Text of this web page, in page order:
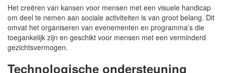
Het creëren van kansen voor mensen met een visuele handicap
om deel te nemen aan sociale activiteiten is van groot belang. Dit
omvat het organiseren van evenementen en programma’s die
toegankelijk zijn en geschikt voor mensen met een verminderd
gezichtsvermogen.
Technologische ondersteuning